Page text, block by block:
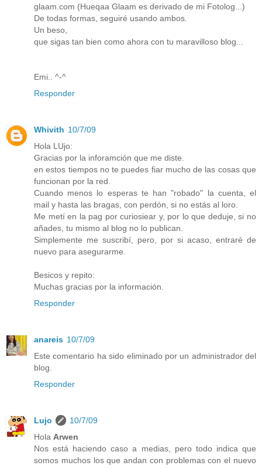
glaam.com (Hueqaa Glaam es derivado de mi Fotolog...)
De todas formas, seguiré usando ambos.
Un beso,
que sigas tan bien como ahora con tu maravilloso blog...
Emi.. ^-^
Responder
Whivith 10/7/09
Hola LUjo:
Gracias por la inforamción que me diste.
en estos tiempos no te puedes fiar mucho de las cosas que
funcionan por la red.
Cuando menos lo esperas te han "robado" la cuenta, el
mail y hasta las bragas, con perdón, si no estás al loro.
Me metí en la pag por curiosiear y, por lo que deduje, si no
añades, tu mismo al blog no lo publican.
Simplemente me suscribí, pero, por si acaso, entraré de
nuevo para asegurarme.
Besicos y repito:
Muchas gracias por la información.
Responder
anareis 10/7/09
Este comentario ha sido eliminado por un administrador del
blog.
Responder
Lujo
10/7/09
Hola Arwen
Nos está haciendo caso a medias, pero todo indica que
somos muchos los que andan con problemas con el nuevo